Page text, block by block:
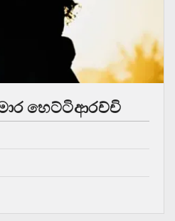
හෙට්ටිආරච්චි